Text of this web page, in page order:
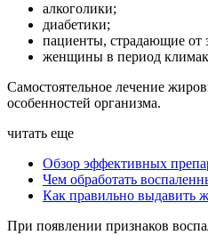
алкоголики;
диабетики;
пациенты, страдающие от
женщины в период
Самостоятельное лечение
особенностей организма.
читать еще
Обзор эффективных
Чем обработать
Как правильно выдавить
При появлении признаков